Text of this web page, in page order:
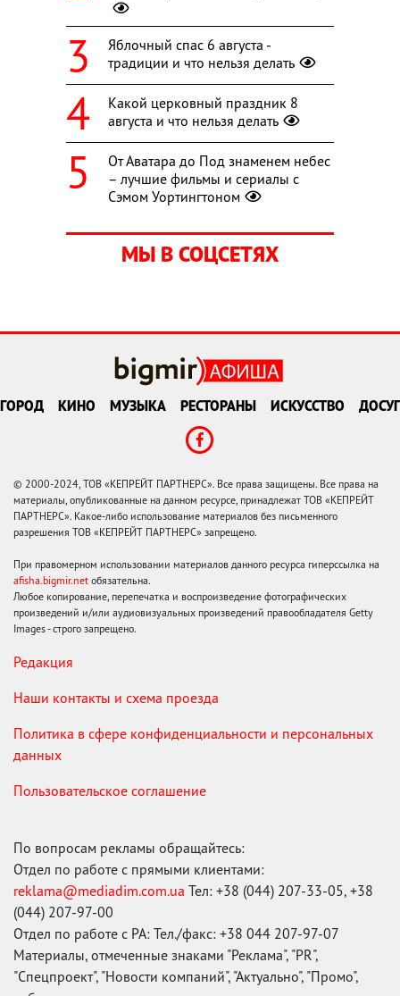
Яблочный спас 6 августа -
традиции и что нельзя делать
Какой церковный праздник 8
августа и что нельзя делать
От Аватара до Под знаменем небес
– лучшие фильмы и сериалы с
Сэмом Уортингтоном
МЫ В СОЦСЕТЯХ
ГОРОД КИНО МУЗЫКА РЕСТОРАНЫ ИСКУССТВО ДОСУГ
© 2000-2024, ТОВ «КЕПРЕЙТ ПАРТНЕРС». Все права защищены. Все права на
материалы, опубликованные на данном ресурсе, принадлежат ТОВ «КЕПРЕЙТ
ПАРТНЕРС». Какое-либо использование материалов без письменного
разрешения ТОВ «КЕПРЕЙТ ПАРТНЕРС» запрещено.
При правомерном использовании материалов данного ресурса гиперссылка на
afisha.bigmir.net обязательна.
Любое копирование, перепечатка и воспроизведение фотографических
произведений и/или аудиовизуальных произведений правообладателя Getty
Images - строго запрещено.
Редакция
Наши контакты и схема проезда
Политика в сфере конфиденциальности и персональных
данных
Пользовательское соглашение
По вопросам рекламы обращайтесь:
Отдел по работе с прямыми клиентами:
reklama@mediadim.com.ua Тел: +38 (044) 207-33-05, +38
(044) 207-97-00
Отдел по работе с РА: Тел./факс: +38 044 207-97-07
Материалы, отмеченные знаками "Реклама", "PR",
"Спецпроект", "Новости компаний", "Актуально", "Промо",